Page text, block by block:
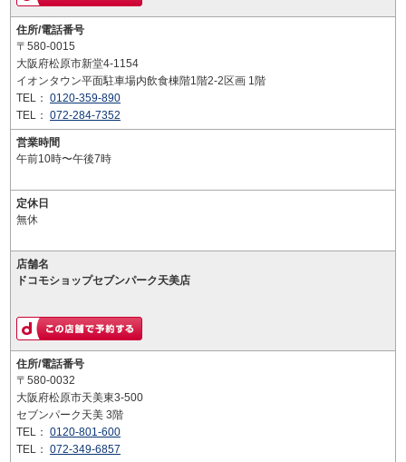
住所/電話番号
〒580-0015
大阪府松原市新堂4-1154
イオンタウン平面駐車場内飲食棟階1階2-2区画 1階
TEL： 0120-359-890
TEL： 072-284-7352
営業時間
午前10時〜午後7時
定休日
無休
店舗名
ドコモショップセブンパーク天美店
住所/電話番号
〒580-0032
大阪府松原市天美東3-500
セブンパーク天美 3階
TEL： 0120-801-600
TEL： 072-349-6857